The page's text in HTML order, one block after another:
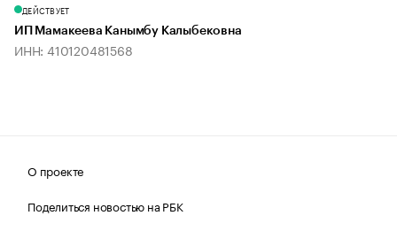
ДЕЙСТВУЕТ
ИП Мамакеева Канымбу Калыбековна
ИНН: 410120481568
О проекте
Поделиться новостью на РБК